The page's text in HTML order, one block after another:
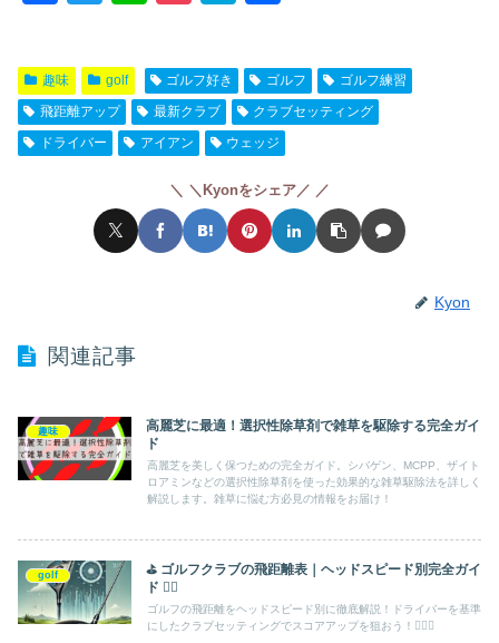
c
e
b
o
tt
er
e
ck
et
e
n
a
趣味 golf ゴルフ好き ゴルフ
ゴルフ練習
飛距離アップ
最新クラブ
クラブセッティング
ドライバー
アイアン ウェッジ
＼Kyonをシェア／
Kyon
関連記事
趣味
高麗芝に最適！選択性除草剤で雑草を駆除する完全ガイ
ド
高麗芝を美しく保つための完全ガイド。シバゲン、MCPP、ザイト
ロアミンなどの選択性除草剤を使った効果的な雑草駆除法を詳しく
解説します。雑草に悩む方必見の情報をお届け！
golf
⛳ ゴルフクラブの飛距離表｜ヘッドスピード別完全ガイ
ド 🏌️‍♂️
ゴルフの飛距離をヘッドスピード別に徹底解説！ドライバーを基準
にしたクラブセッティングでスコアアップを狙おう！🏌️‍♂️✨